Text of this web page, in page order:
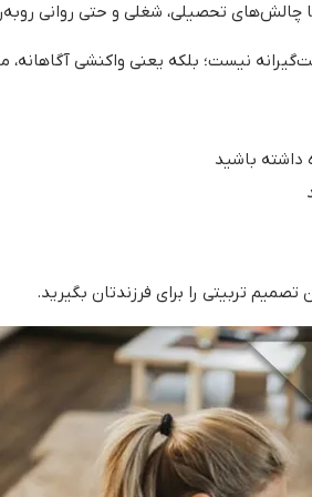
چالش‌های تحصیلی، شغلی و حتی روانی
نیست؛ بلکه یعنی واکنشی آگاهانه،
داشته باشید
تصمیم تربیتی را برای فرزندتان بگیرید.